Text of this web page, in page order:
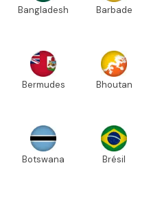
Bangladesh Barbade
Bermudes Bhoutan
Botswana Brésil